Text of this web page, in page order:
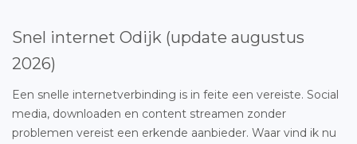
Snel internet Odijk (update augustus
2026)
Een snelle internetverbinding is in feite een vereiste. Social
media, downloaden en content streamen zonder
problemen vereist een erkende aanbieder. Waar vind ik nu